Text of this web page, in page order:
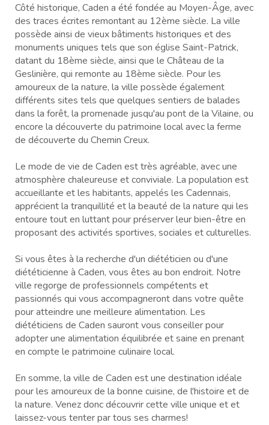
Côté historique, Caden a été fondée au Moyen-Âge, avec
des traces écrites remontant au 12ème siècle. La ville
possède ainsi de vieux bâtiments historiques et des
monuments uniques tels que son église Saint-Patrick,
datant du 18ème siècle, ainsi que le Château de la
Geslinière, qui remonte au 18ème siècle. Pour les
amoureux de la nature, la ville possède également
différents sites tels que quelques sentiers de balades
dans la forêt, la promenade jusqu'au pont de la Vilaine, ou
encore la découverte du patrimoine local avec la ferme
de découverte du Chemin Creux.
Le mode de vie de Caden est très agréable, avec une
atmosphère chaleureuse et conviviale. La population est
accueillante et les habitants, appelés les Cadennais,
apprécient la tranquillité et la beauté de la nature qui les
entoure tout en luttant pour préserver leur bien-être en
proposant des activités sportives, sociales et culturelles.
Si vous êtes à la recherche d'un diététicien ou d'une
diététicienne à Caden, vous êtes au bon endroit. Notre
ville regorge de professionnels compétents et
passionnés qui vous accompagneront dans votre quête
pour atteindre une meilleure alimentation. Les
diététiciens de Caden sauront vous conseiller pour
adopter une alimentation équilibrée et saine en prenant
en compte le patrimoine culinaire local.
En somme, la ville de Caden est une destination idéale
pour les amoureux de la bonne cuisine, de l'histoire et de
la nature. Venez donc découvrir cette ville unique et et
laissez-vous tenter par tous ses charmes!